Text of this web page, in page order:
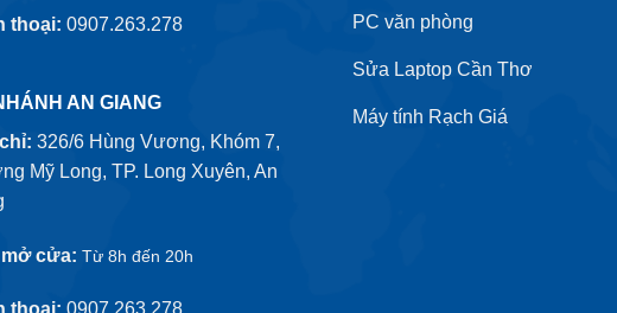
thoại: 0907.263.278
AN GIANG
326/6 Hùng Vương, Khóm 7,
Mỹ Long, TP. Long Xuyên, An
cửa: Từ 8h đến 20h
PC văn phòng
Sửa Laptop Cần Thơ
Máy tính Rạch Giá